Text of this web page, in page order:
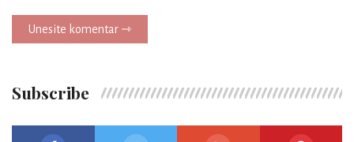
Unesite komentar ⇾
Subscribe